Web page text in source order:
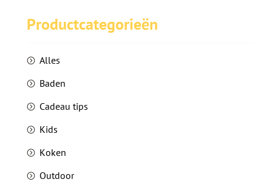
blog
contact
Taalkeuze
en
Productcategorieën
Alles
Baden
Cadeau tips
Kids
Koken
Outdoor